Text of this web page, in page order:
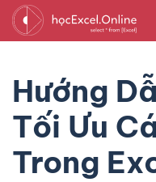
Hướng
Tối Ưu
Trong